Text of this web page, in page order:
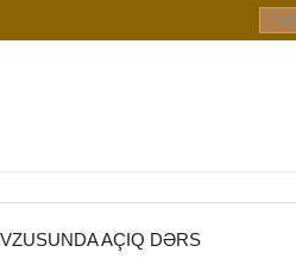
AÇIQ DƏRS